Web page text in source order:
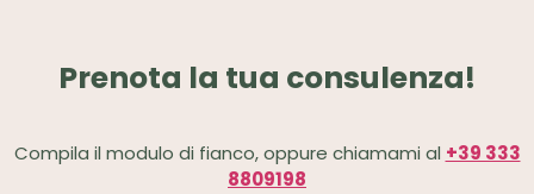
Prenota la tua consulenza!
Compila il modulo di fianco, oppure chiamami al +39 333
8809198